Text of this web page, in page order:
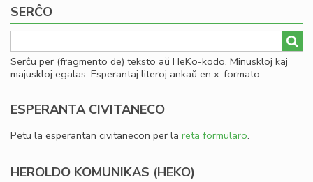
SERĈO
Serĉu per (fragmento de) teksto aŭ HeKo-kodo. Minuskloj kaj
majuskloj egalas. Esperantaj literoj ankaŭ en x-formato.
ESPERANTA CIVITANECO
Petu la esperantan civitanecon per la reta formularo.
HEROLDO KOMUNIKAS (HEKO)